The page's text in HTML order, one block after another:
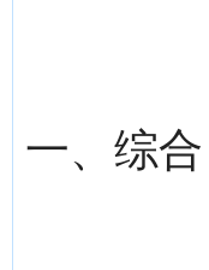
一、综合